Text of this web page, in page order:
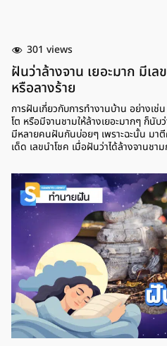
301 views
ฝันว่าล้างจาน เยอะมาก มีเล
หรือลางร้าย
การฝันเกี่ยวกับการทำงานบ้าน อย่างเช่
โต หรือมีจานชามให้ล้างเยอะมากๆ ก็นั
มีหลายคนฝันกันบ่อยๆ เพราะฉะนั้น มา
เด็ด เลขนำโชค เมื่อฝันว่าได้ล้างจานช
ความหมาย การฝันว่าได้ล้างจานกองโ
ทำนายฝันแล้ว หมายถึง การประสบควา
หวังอะไรเอาไว้ ก็มีโอกาสที่จะสมหวัง
ญาติหรือมิตรสหาย ส่วนใครที่อยู่ในช่วง
เลื่อนตำแหน่ง เลขเด็ด ฝันว่าล้างจาน
คนอื่น มีจานชามให้ล้างเยอะมาก ตาม
สุขทางการ สุขภาพจะแข็งแรงมากขึ้น
ส่วนเรื่องการเงินก็จะดีขึ้นตามลำดับ อ
ใครอยากทำอะไรช่วงนี้ก็จะประสบความ
โชคจากจะมาจากญาติผู้ใหญ่หรือเพื่อน
ใครที่ฝันว่าทำจานแตก ทำจานหล่น ตาม
ประสบความสำเร็จจากสิ่งที่รอคอยมาน
รับเข้าทำงาน แต่ช่วงนี้เป็นช่วงที่ต้องระมั
คนใกล้ตัว รวมถึงคนในครอบครัว เพรา